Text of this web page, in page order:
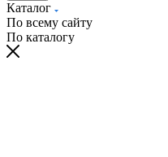
Каталог
По всему сайту
По каталогу